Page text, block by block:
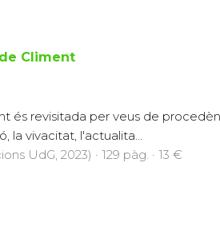
Climent
és revisitada per veus de
la vivacitat, l'actualita...
UdG, 2023) · 129 pàg. · 13 €